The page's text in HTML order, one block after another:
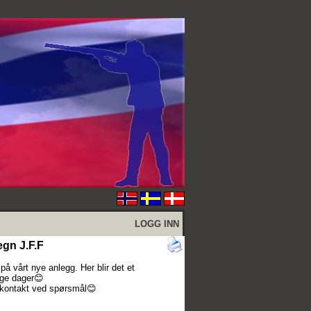
LOGG INN
J.F.F
vårt nye anlegg. Her blir det et
dager😊
ved spørsmål😊